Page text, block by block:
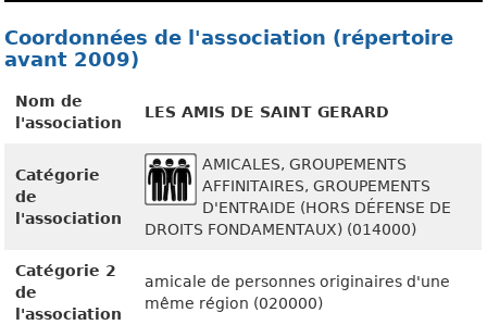
Coordonnées de l'association (répertoire
avant 2009)
Nom de
l'association
LES AMIS DE SAINT GERARD
Catégorie
de
l'association
AMICALES, GROUPEMENTS
AFFINITAIRES, GROUPEMENTS
D'ENTRAIDE (HORS DÉFENSE DE
DROITS FONDAMENTAUX) (014000)
Catégorie 2
de
l'association
amicale de personnes originaires d'une
même région (020000)